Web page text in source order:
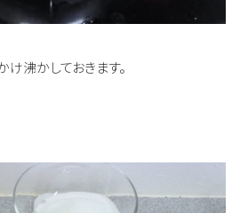
沸かしておきます。